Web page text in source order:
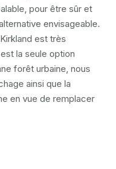
pour être sûr et
envisageable.
est très
la seule option
forêt urbaine, nous
ainsi que la
en vue de remplacer